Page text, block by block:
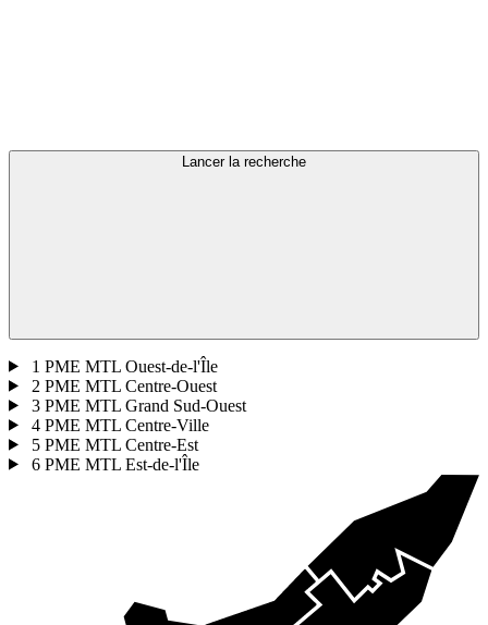
Lancer la recherche
1 PME MTL Ouest-de-l'Île
2 PME MTL Centre-Ouest
3 PME MTL Grand Sud-Ouest
4 PME MTL Centre-Ville
5 PME MTL Centre-Est
6 PME MTL Est-de-l'Île